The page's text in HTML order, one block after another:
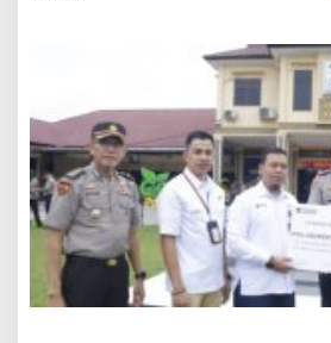
M
n
y
k
s
i
k